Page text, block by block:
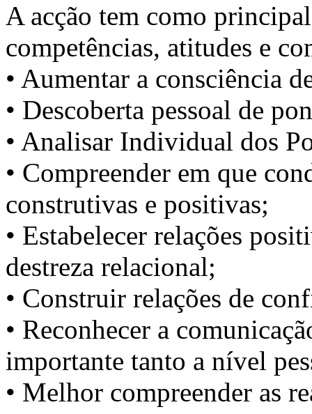
A acção tem como
competências, atitudes e
• Aumentar a consciência
• Descoberta pessoal de
• Analisar Individual dos
• Compreender em que
construtivas e positivas;
• Estabelecer relações
destreza relacional;
• Construir relações de
• Reconhecer a
importante tanto a nível
• Melhor compreender as